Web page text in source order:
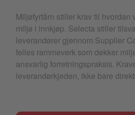
Miljøfyrtårn stiller krav til hvordan
miljø i innkjøp. Selecta stiller
leverandører gjennom Supplier
felles rammeverk som dekker
ansvarlig forretningspraksis.
leverandørkjeden, ikke bare